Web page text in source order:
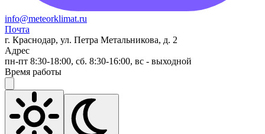
info@meteorklimat.ru
Почта
г. Краснодар, ул. Петра Метальникова, д. 2
Адрес
пн-пт 8:30-18:00, сб. 8:30-16:00, вс - выходной
Время работы